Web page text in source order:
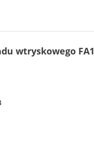
wtryskowego FA1